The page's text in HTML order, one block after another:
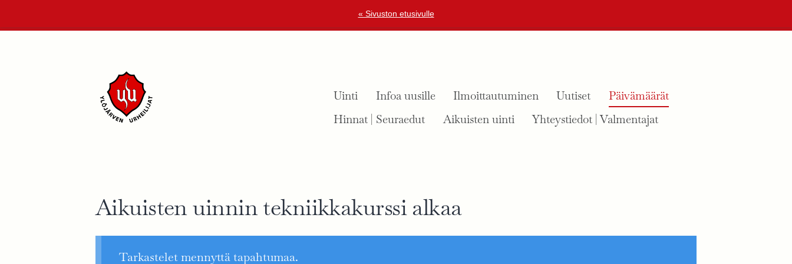
sivun
« Sivuston etusivulle
Ylöjärven Urheilijat ry
Uinti Infoa uusille Ilmoittautuminen Uutiset
Päivämäärät
Hinnat | Seuraedut
Aikuisten uinti Yhteystiedot | Valmentajat
Aikuisten uinnin tekniikkakurssi alkaa
Tarkastelet mennyttä tapahtumaa.